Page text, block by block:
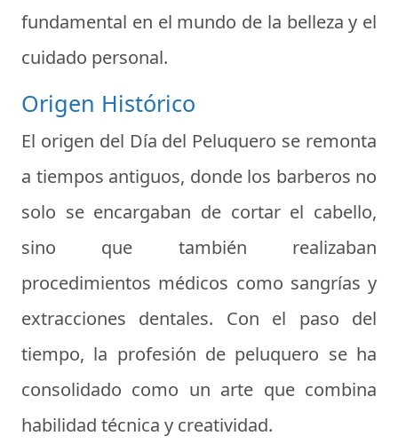
fundamental en el mundo de la belleza y el
cuidado personal.
Origen Histórico
El origen del Día del Peluquero se remonta
a tiempos antiguos, donde los barberos no
solo se encargaban de cortar el cabello,
sino que también realizaban
procedimientos médicos como sangrías y
extracciones dentales. Con el paso del
tiempo, la profesión de peluquero se ha
consolidado como un arte que combina
habilidad técnica y creatividad.